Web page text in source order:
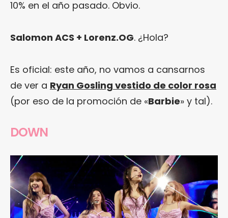
10% en el año pasado. Obvio.
Salomon ACS + Lorenz.OG. ¿Hola?
Es oficial: este año, no vamos a cansarnos
de ver a Ryan Gosling vestido de color rosa
(por eso de la promoción de «Barbie» y tal).
DOWN